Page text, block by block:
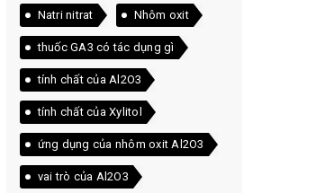
Natri nitrat Nhôm oxit
thuốc GA3 có tác dụng gì
tính chất của Al2O3
tính chất của Xylitol
ứng dụng của nhôm oxit Al2O3
vai trò của Al2O3